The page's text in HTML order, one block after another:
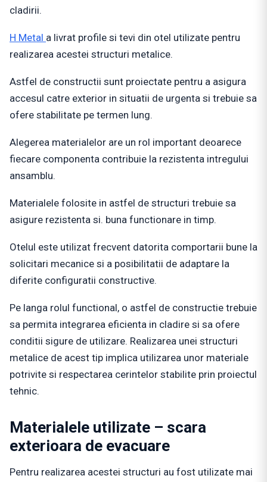
cladirii.
H Metal a livrat profile si tevi din otel utilizate pentru
realizarea acestei structuri metalice.
Astfel de constructii sunt proiectate pentru a asigura
accesul catre exterior in situatii de urgenta si trebuie sa
ofere stabilitate pe termen lung.
Alegerea materialelor are un rol important deoarece
fiecare componenta contribuie la rezistenta intregului
ansamblu.
Materialele folosite in astfel de structuri trebuie sa
asigure rezistenta si. buna functionare in timp.
Otelul este utilizat frecvent datorita comportarii bune la
solicitari mecanice si a posibilitatii de adaptare la
diferite configuratii constructive.
Pe langa rolul functional, o astfel de constructie trebuie
sa permita integrarea eficienta in cladire si sa ofere
conditii sigure de utilizare. Realizarea unei structuri
metalice de acest tip implica utilizarea unor materiale
potrivite si respectarea cerintelor stabilite prin proiectul
tehnic.
Materialele utilizate – scara
exterioara de evacuare
Pentru realizarea acestei structuri au fost utilizate mai